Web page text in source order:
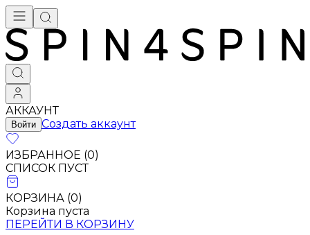
АККАУНТ
Войти Создать аккаунт
ИЗБРАННОЕ (0)
СПИСОК ПУСТ
КОРЗИНА (0)
Корзина пуста
ПЕРЕЙТИ В КОРЗИНУ
Брендовая одежда - купить в Москве